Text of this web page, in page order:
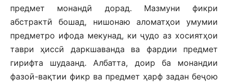
предмет монандӣ дорад. Мазмуни фикри
абстрактӣ бошад, нишонаю аломатҳои умумии
предметро ифода мекунад, ки ҷудо аз хосиятҳои
таври ҳиссӣ даркшаванда ва фардии предмет
гирифта шудаанд. Албатта, доир ба монандии
фазоӣ-вақтии фикр ва предмет ҳарф задан беҷою